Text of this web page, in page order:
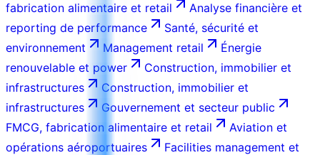
fabrication alimentaire et retail
Analyse financière et
reporting de performance
Santé, sécurité et
environnement
Management retail
Énergie
renouvelable et power
Construction, immobilier et
infrastructures
Construction, immobilier et
infrastructures
Gouvernement et secteur public
FMCG, fabrication alimentaire et retail
Aviation et
opérations aéroportuaires
Facilities management et